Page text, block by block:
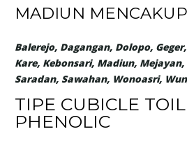
MADIUN
Balerejo, Dagangan, Dolopo,
Kare, Kebonsari, Madiun,
Saradan, Sawahan, Wonoasri,
TIPE CUBICLE
PHENOLIC